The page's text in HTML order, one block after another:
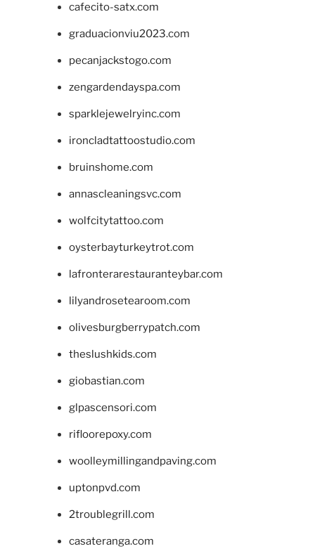
cafecito-satx.com
graduacionviu2023.com
pecanjackstogo.com
zengardendayspa.com
sparklejewelryinc.com
ironcladtattoostudio.com
bruinshome.com
annascleaningsvc.com
wolfcitytattoo.com
oysterbayturkeytrot.com
lafronterarestauranteybar.com
lilyandrosetearoom.com
olivesburgberrypatch.com
theslushkids.com
giobastian.com
glpascensori.com
rifloorepoxy.com
woolleymillingandpaving.com
uptonpvd.com
2troublegrill.com
casateranga.com